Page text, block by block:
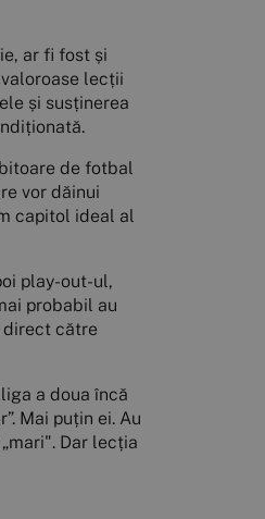
ar fi fost și
lecții
și susținerea
de fotbal
vor dăinui
capitol ideal al
play-out-ul,
probabil au
direct către
a doua încă
Mai puțin ei. Au
Dar lecția